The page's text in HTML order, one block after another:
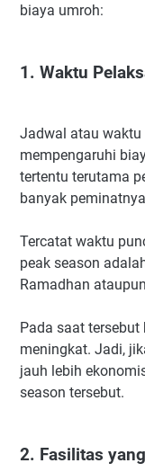
biaya umroh:
1. Waktu
Jadwal atau waktu
mempengaruhi
tertentu terutama
banyak
Tercatat waktu
peak season
Ramadhan
Pada saat
meningkat. Jadi,
jauh lebih
season tersebut.
2. Fasilitas